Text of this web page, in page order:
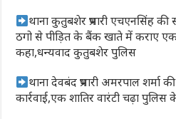
थाना कुतुबशेर प्रभारी एचएनसिंह
ठगो से पीड़ित के बैंक खाते में कराए
कहा,धन्यवाद कुतुबशेर पुलिस
थाना देवबंद प्रभारी अमरपाल शर्मा
कार्रवाई,एक शातिर वारंटी चढ़ा पुलिस